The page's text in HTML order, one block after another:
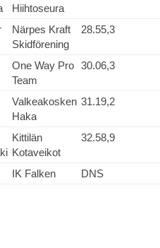
Hiihtoseura
Närpes Kraft
Skidförening
28.55,3
One Way Pro
Team
30.06,3
Valkeakosken
Haka
31.19,2
Kittilän
Kotaveikot
32.58,9
IK Falken DNS